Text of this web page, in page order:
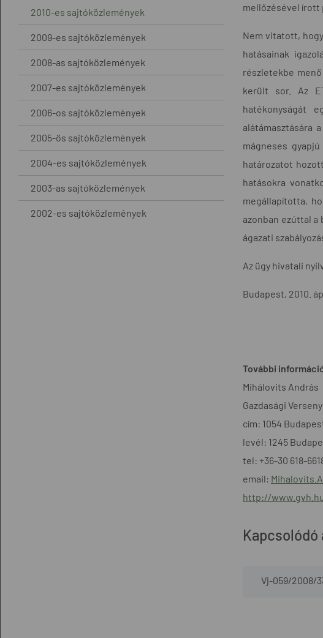
2010-es sajtóközlemények
2009-es sajtóközlemények
2008-as sajtóközlemények
2007-es sajtóközlemények
2006-os sajtóközlemények
2005-ös sajtóközlemények
2004-es sajtóközlemények
2003-as sajtóközlemények
2002-es sajtóközlemények
mellőzésével írott
Nem vitatott,
hatásainak
részletekbe
került sor. Az
hatékonyságát
alátámasztására
mágneses
határozatot
hatásokra
megállapította,
azonban ezúttal
ágazati
Az ügy hivatali
Budapest, 2010.
További
Mihálovits András
Gazdasági
cím: 1054
levél: 1245
tel: +36-30 618-
email:
http://
Kapcsolódó
Vj-059/2008/